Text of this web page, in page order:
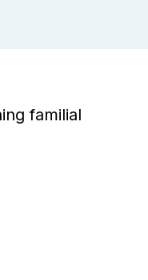
familial